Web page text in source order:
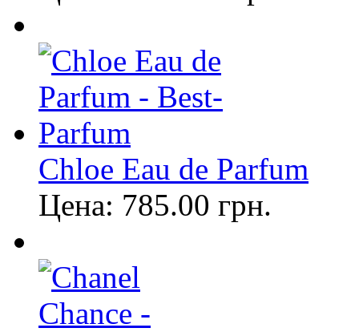
Chloe Eau de Parfum
Цена: 785.00 грн.